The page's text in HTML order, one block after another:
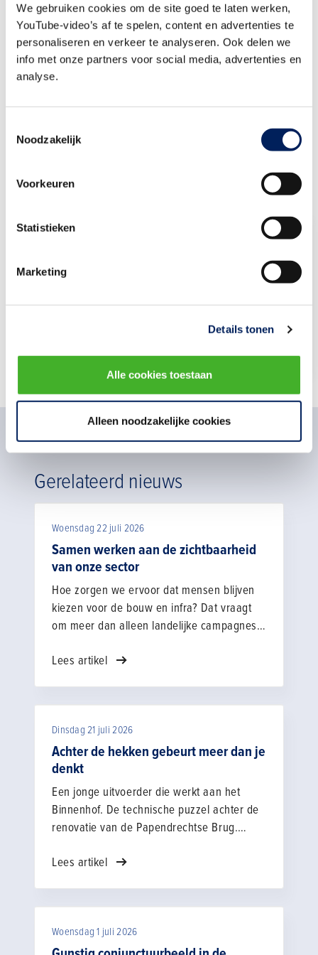
We gebruiken cookies om de site goed te laten werken,
YouTube-video’s af te spelen, content en advertenties te
personaliseren en verkeer te analyseren. Ook delen we
info met onze partners voor social media, advertenties en
analyse.
Noodzakelijk
Voorkeuren
Statistieken
Marketing
Details tonen
Alle cookies toestaan
Alleen noodzakelijke cookies
Praktische informatie
Datum: dinsdag 9 juni
Tijd: 10:00 - 11:00
Direct aanmelden
Stuur een e-mail
Gerelateerd nieuws
Woensdag 22 juli 2026
Samen werken aan de zichtbaarheid
van onze sector
Hoe zorgen we ervoor dat mensen blijven
kiezen voor de bouw en infra? Dat vraagt
om meer dan alleen landelijke campagnes.
regionale en lokale initiatieven maakt het
contactmoment draagt bij aan een positief
beeld van onze sector.
Lees artikel
Dinsdag 21 juli 2026
Achter de hekken gebeurt meer dan je
denkt
Een jonge uitvoerder die werkt aan het
Binnenhof. De technische puzzel achter de
renovatie van de Papendrechtse Brug.
generaties lang wordt doorgegeven. In het
Lees artikel
Woensdag 1 juli 2026